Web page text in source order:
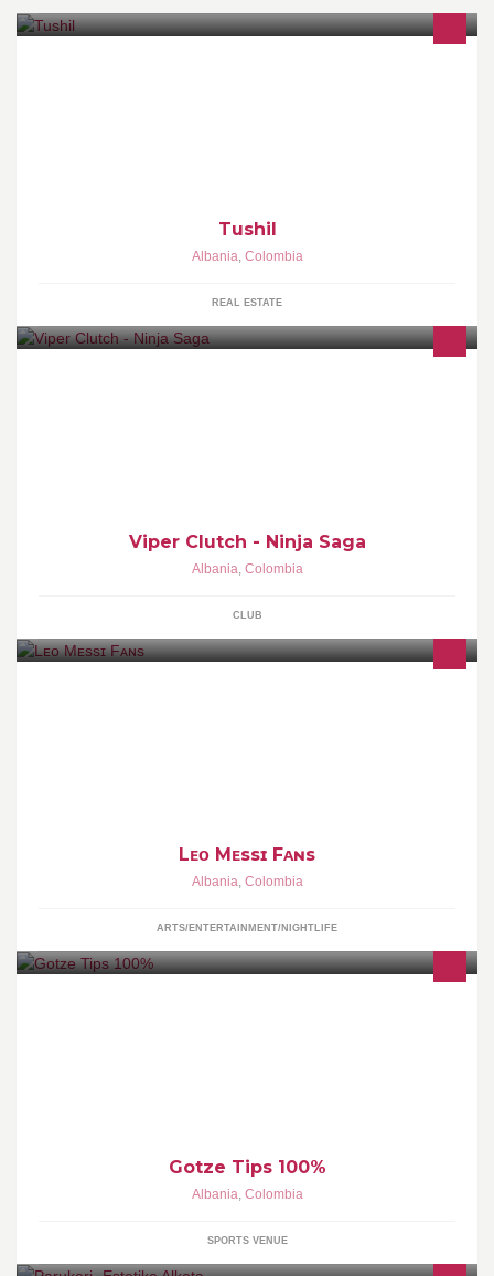
Tushil
Albania, Colombia
REAL ESTATE
Viper Clutch - Ninja Saga
Albania, Colombia
CLUB
Lᴇᴏ Mᴇssɪ Fᴀɴs
Albania, Colombia
ARTS/ENTERTAINMENT/NIGHTLIFE
Gotze Tips 100%
Albania, Colombia
SPORTS VENUE